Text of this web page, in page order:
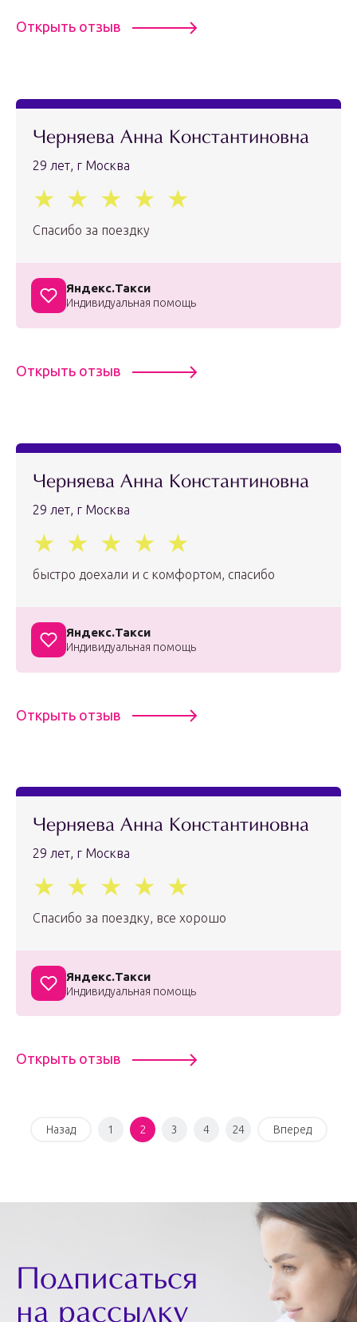
Открыть отзыв
Черняева Анна Константиновна
29 лет, г Москва
Спасибо за поездку
Яндекс.Такси
Индивидуальная помощь
Открыть отзыв
Черняева Анна Константиновна
29 лет, г Москва
быстро доехали и с комфортом, спасибо
Яндекс.Такси
Индивидуальная помощь
Открыть отзыв
Черняева Анна Константиновна
29 лет, г Москва
Спасибо за поездку, все хорошо
Яндекс.Такси
Индивидуальная помощь
Открыть отзыв
Назад 1 2 3 4 24 Вперед
Подписаться
на рассылку